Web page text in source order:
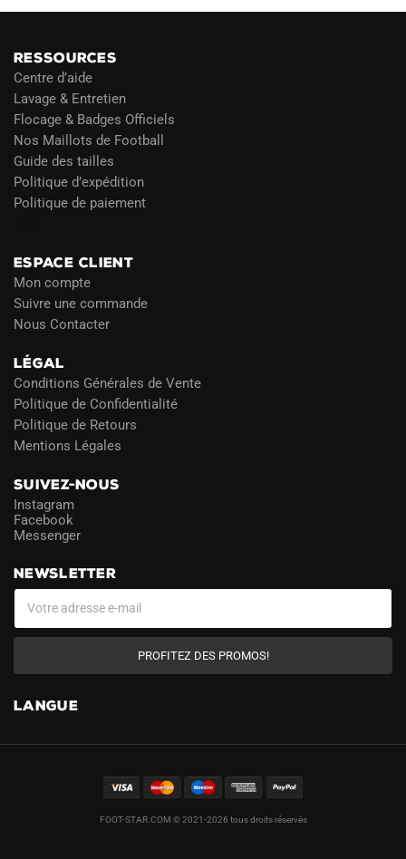
RESSOURCES
Centre d’aide
Lavage & Entretien
Flocage & Badges Officiels
Nos Maillots de Football
Guide des tailles
Politique d’expédition
Politique de paiement
ESPACE CLIENT
Mon compte
Suivre une commande
Nous Contacter
LÉGAL
Conditions Générales de Vente
Politique de Confidentialité
Politique de Retours
Mentions Légales
SUIVEZ-NOUS
Instagram
Facebook
Messenger
NEWSLETTER
PROFITEZ DES PROMOS!
LANGUE
FOOT-STAR.COM © 2021-2026 tous droits réservés